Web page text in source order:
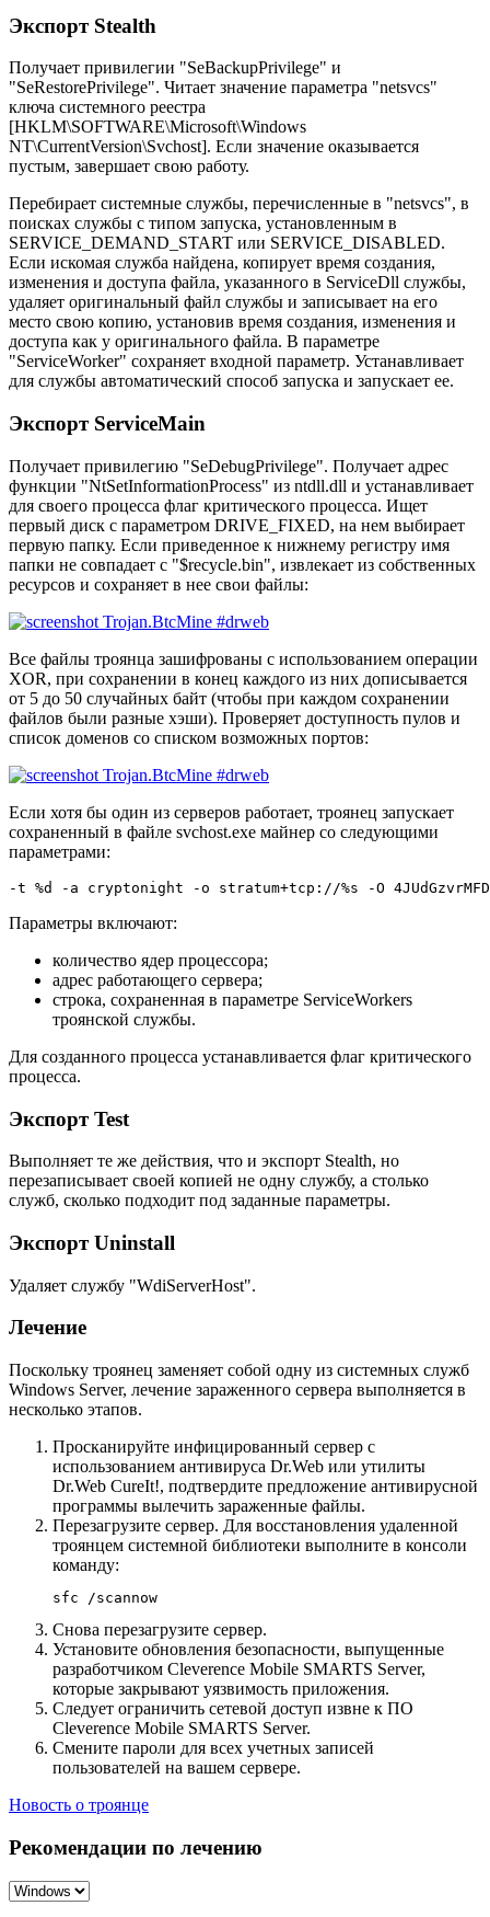
Экспорт Stealth
Получает привилегии "SeBackupPrivilege" и
"SeRestorePrivilege". Читает значение параметра "netsvcs"
ключа системного реестра
[HKLM\SOFTWARE\Microsoft\Windows
NT\CurrentVersion\Svchost]. Если значение оказывается
пустым, завершает свою работу.
Перебирает системные службы, перечисленные в "netsvcs", в
поисках службы с типом запуска, установленным в
SERVICE_DEMAND_START или SERVICE_DISABLED.
Если искомая служба найдена, копирует время создания,
изменения и доступа файла, указанного в ServiceDll службы,
удаляет оригинальный файл службы и записывает на его
место свою копию, установив время создания, изменения и
доступа как у оригинального файла. В параметре
"ServiceWorker" сохраняет входной параметр. Устанавливает
для службы автоматический способ запуска и запускает ее.
Экспорт ServiceMain
Получает привилегию "SeDebugPrivilege". Получает адрес
функции "NtSetInformationProcess" из ntdll.dll и устанавливает
для своего процесса флаг критического процесса. Ищет
первый диск с параметром DRIVE_FIXED, на нем выбирает
первую папку. Если приведенное к нижнему регистру имя
папки не совпадает с "$recycle.bin", извлекает из собственных
ресурсов и сохраняет в нее свои файлы:
Все файлы троянца зашифрованы с использованием операции
XOR, при сохранении в конец каждого из них дописывается
от 5 до 50 случайных байт (чтобы при каждом сохранении
файлов были разные хэши). Проверяет доступность пулов и
список доменов со списком возможных портов:
Если хотя бы один из серверов работает, троянец запускает
сохраненный в файле svchost.exe майнер со следующими
параметрами:
Параметры включают:
количество ядер процессора;
адрес работающего сервера;
строка, сохраненная в параметре ServiceWorkers
троянской службы.
Для созданного процесса устанавливается флаг критического
процесса.
Экспорт Test
Выполняет те же действия, что и экспорт Stealth, но
перезаписывает своей копией не одну службу, а столько
служб, сколько подходит под заданные параметры.
Экспорт Uninstall
Удаляет службу "WdiServerHost".
Лечение
Поскольку троянец заменяет собой одну из системных служб
Windows Server, лечение зараженного сервера выполняется в
несколько этапов.
Просканируйте инфицированный сервер с
использованием антивируса Dr.Web или утилиты
Dr.Web CureIt!, подтвердите предложение антивирусной
программы вылечить зараженные файлы.
Перезагрузите сервер. Для восстановления удаленной
троянцем системной библиотеки выполните в консоли
команду:
Снова перезагрузите сервер.
Установите обновления безопасности, выпущенные
разработчиком Cleverence Mobile SMARTS Server,
которые закрывают уязвимость приложения.
Следует ограничить сетевой доступ извне к ПО
Cleverence Mobile SMARTS Server.
Смените пароли для всех учетных записей
пользователей на вашем сервере.
Новость о троянце
Рекомендации по лечению